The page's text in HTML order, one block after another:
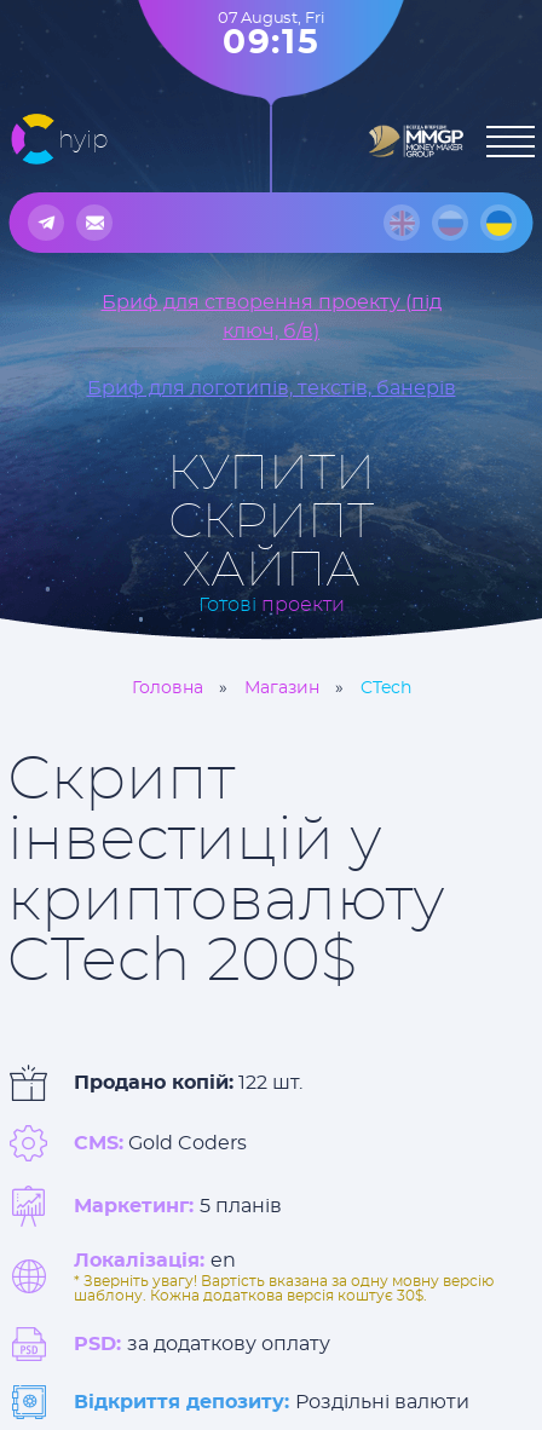
hyip
07 August, Fri
09:15
Бриф для створення проекту (під
ключ, б/в)
Бриф для логотипів, текстів, банерів
КУПИТИ
СКРИПТ
ХАЙПА
Готові проекти
Головна Магазин CTech
Скрипт
інвестицій у
криптовалюту
CTech 200$
Продано копій: 122 шт.
CMS: Gold Coders
Маркетинг: 5 планів
Локалізація: en
* Зверніть увагу! Вартість вказана за одну мовну версію
шаблону. Кожна додаткова версія коштує 30$.
PSD: за додаткову оплату
Відкриття депозиту: Роздільні валюти